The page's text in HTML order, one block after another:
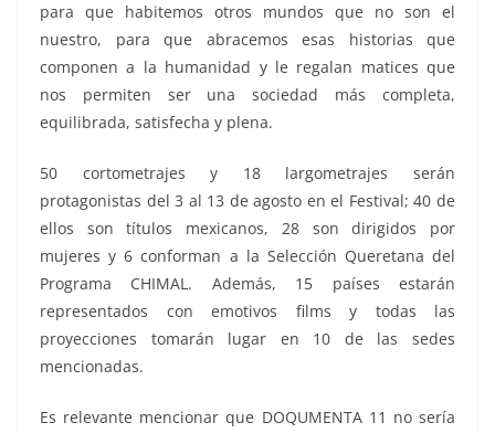
para que habitemos otros mundos que no son el
nuestro, para que abracemos esas historias que
componen a la humanidad y le regalan matices que
nos permiten ser una sociedad más completa,
equilibrada, satisfecha y plena.
50 cortometrajes y 18 largometrajes serán
protagonistas del 3 al 13 de agosto en el Festival; 40 de
ellos son títulos mexicanos, 28 son dirigidos por
mujeres y 6 conforman a la Selección Queretana del
Programa CHIMAL. Además, 15 países estarán
representados con emotivos films y todas las
proyecciones tomarán lugar en 10 de las sedes
mencionadas.
Es relevante mencionar que DOQUMENTA 11 no sería